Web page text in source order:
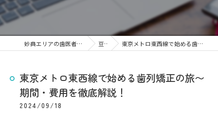
妙典エリアの歯医者なら妙典歯科Nクリニック 豆知識 東京メトロ東西線で始める歯列矯正の旅〜期間・費用を徹底解説！
東京メトロ東西線で始める歯列矯正の旅〜
期間・費用を徹底解説！
2024/09/18